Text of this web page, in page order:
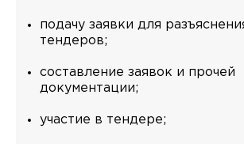
подачу заявки для
тендеров;
составление заявок и прочей
документации;
участие в тендере;